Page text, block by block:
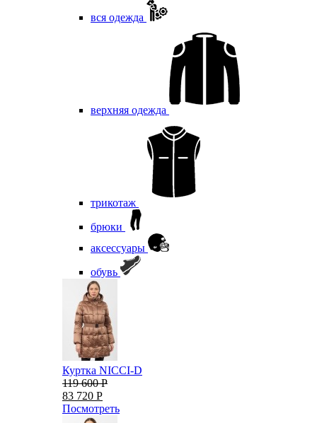
вся одежда
верхняя одежда
трикотаж
брюки
аксессуары
обувь
Куртка NICCI-D
119 600 Р
83 720 Р
Посмотреть